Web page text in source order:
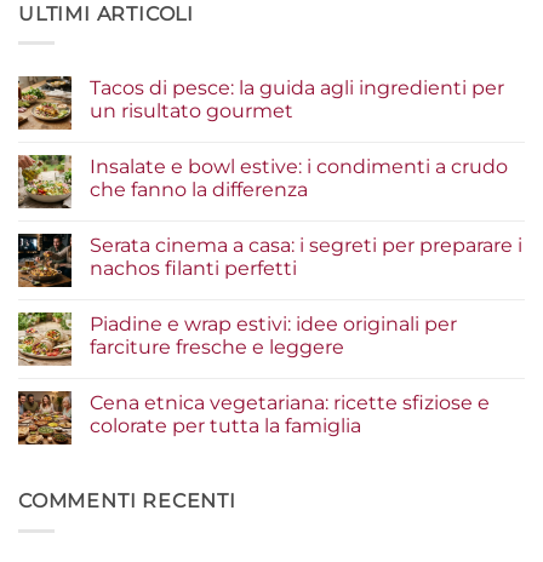
ULTIMI ARTICOLI
Tacos di pesce: la guida agli ingredienti per
un risultato gourmet
su
Tacos
di
guida
agli
ingredienti
risultato
gourmet
Insalate e bowl estive: i condimenti a crudo
che fanno la differenza
su
Insalate
e
condimenti
a
fanno
la
differenza
Serata cinema a casa: i segreti per preparare i
nachos filanti perfetti
su
Serata
cinema
i
segreti
per
filanti
perfetti
Piadine e wrap estivi: idee originali per
farciture fresche e leggere
su
Piadine
e
originali
per
Cena etnica vegetariana: ricette sfiziose e
colorate per tutta la famiglia
Cena
etnica
COMMENTI RECENTI